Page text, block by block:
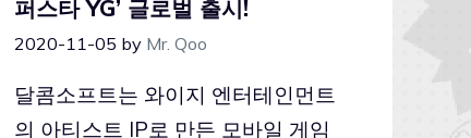
퍼스타 YG’ 글로벌 출시!
2020-11-05 by Mr. Qoo
달콤소프트는 와이지 엔터테인먼트
의 아티스트 IP로 만든 모바일 게임